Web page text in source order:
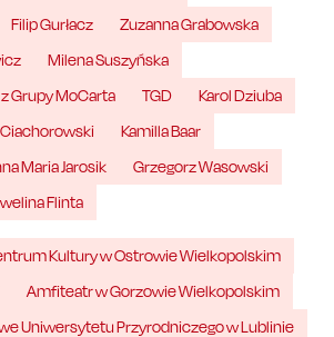
Filip Gurłacz
Zuzanna Grabowska
Milena Suszyńska
z Grupy MoCarta
TGD
Karol Dziuba
Kamilla Baar
Maria Jarosik
Grzegorz Wasowski
Flinta
Kultury w Ostrowie Wielkopolskim
Amfiteatr w Gorzowie Wielkopolskim
Uniwersytetu Przyrodniczego w Lublinie